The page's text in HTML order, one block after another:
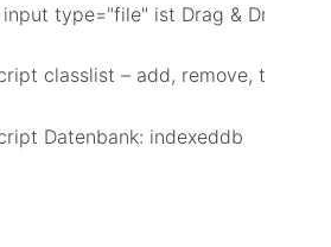
type="file" ist Drag & Drop
classlist – add, remove, toggle
Datenbank: indexeddb